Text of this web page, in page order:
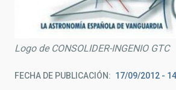
Logo de CONSOLIDER-INGENIO GTC
FECHA DE PUBLICACIÓN 17/09/2012 -